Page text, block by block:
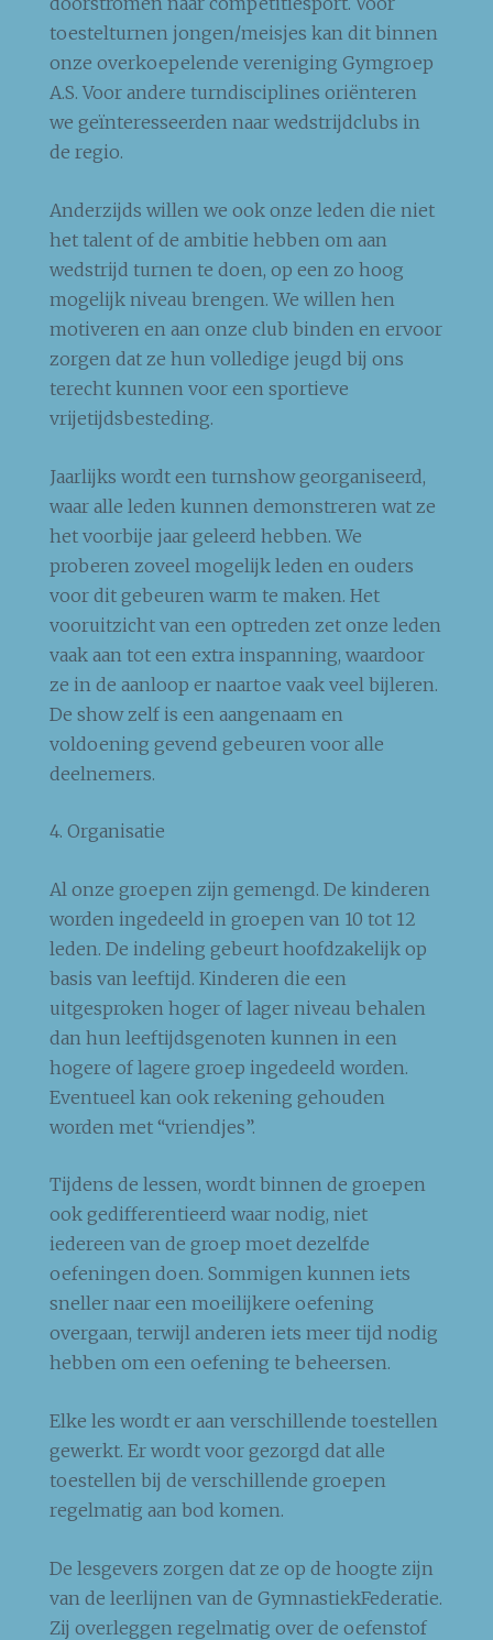
toestelturnen jongen/meisjes kan dit binnen
onze overkoepelende vereniging Gymgroep
A.S. Voor andere turndisciplines oriënteren
we geïnteresseerden naar wedstrijdclubs in
de regio.
Anderzijds willen we ook onze leden die niet
het talent of de ambitie hebben om aan
wedstrijd turnen te doen, op een zo hoog
mogelijk niveau brengen. We willen hen
motiveren en aan onze club binden en ervoor
zorgen dat ze hun volledige jeugd bij ons
terecht kunnen voor een sportieve
vrijetijdsbesteding.
Jaarlijks wordt een turnshow georganiseerd,
waar alle leden kunnen demonstreren wat ze
het voorbije jaar geleerd hebben. We
proberen zoveel mogelijk leden en ouders
voor dit gebeuren warm te maken. Het
vooruitzicht van een optreden zet onze leden
vaak aan tot een extra inspanning, waardoor
ze in de aanloop er naartoe vaak veel bijleren.
De show zelf is een aangenaam en
voldoening gevend gebeuren voor alle
deelnemers.
4. Organisatie
Al onze groepen zijn gemengd. De kinderen
worden ingedeeld in groepen van 10 tot 12
leden. De indeling gebeurt hoofdzakelijk op
basis van leeftijd. Kinderen die een
uitgesproken hoger of lager niveau behalen
dan hun leeftijdsgenoten kunnen in een
hogere of lagere groep ingedeeld worden.
Eventueel kan ook rekening gehouden
worden met “vriendjes”.
Tijdens de lessen, wordt binnen de groepen
ook gedifferentieerd waar nodig, niet
iedereen van de groep moet dezelfde
oefeningen doen. Sommigen kunnen iets
sneller naar een moeilijkere oefening
overgaan, terwijl anderen iets meer tijd nodig
hebben om een oefening te beheersen.
Elke les wordt er aan verschillende toestellen
gewerkt. Er wordt voor gezorgd dat alle
toestellen bij de verschillende groepen
regelmatig aan bod komen.
De lesgevers zorgen dat ze op de hoogte zijn
van de leerlijnen van de GymnastiekFederatie.
Zij overleggen regelmatig over de oefenstof